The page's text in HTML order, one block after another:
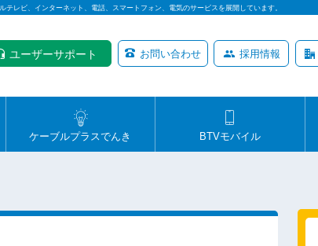
テレビ、インターネット、電話、スマートフォン、電気のサービスを展開しています。
ユーザーサポート お問い合わせ 採用情報
ケーブルプラスでんき BTVモバイル